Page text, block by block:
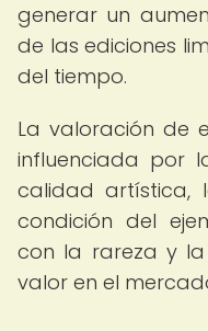
generar un
de las ediciones
del tiempo.
La valoración de
influenciada por
calidad artística,
condición del
con la rareza y
valor en el